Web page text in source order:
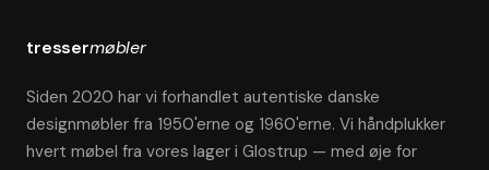
tressermøbler
Siden 2020 har vi forhandlet autentiske danske
designmøbler fra 1950'erne og 1960'erne. Vi håndplukker
hvert møbel fra vores lager i Glostrup — med øje for